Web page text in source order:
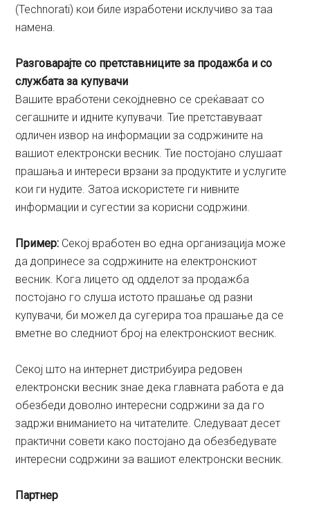
(Technorati) кои биле изработени исклучиво за таа
намена.
Разговарајте со претставниците за продажба и со
службата за купувачи
Вашите вработени секојдневно се среќаваат со
сегашните и идните купувачи. Тие претставуваат
одличен извор на информации за содржините на
вашиот електронски весник. Тие постојано слушаат
прашања и интереси врзани за продуктите и услугите
кои ги нудите. Затоа искористете ги нивните
информации и сугестии за корисни содржини.
Пример: Секој вработен во една организација може
да допринесе за содржините на електронскиот
весник. Кога лицето од одделот за продажба
постојано го слуша истото прашање од разни
купувачи, би можел да сугерира тоа прашање да се
вметне во следниот број на електронскиот весник.
Секој што на интернет дистрибуира редовен
електронски весник знае дека главната работа е да
обезбеди доволно интересни содржини за да го
задржи вниманието на читателите. Следуваат десет
практични совети како постојано да обезбедувате
интересни содржини за вашиот електронски весник.
Партнер